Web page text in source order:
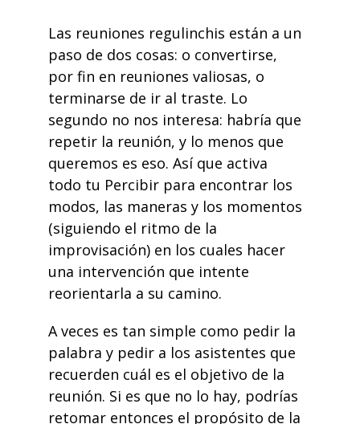
Las reuniones regulinchis están a un
paso de dos cosas: o convertirse,
por fin en reuniones valiosas, o
terminarse de ir al traste. Lo
segundo no nos interesa: habría que
repetir la reunión, y lo menos que
queremos es eso. Así que activa
todo tu Percibir para encontrar los
modos, las maneras y los momentos
(siguiendo el ritmo de la
improvisación) en los cuales hacer
una intervención que intente
reorientarla a su camino.
A veces es tan simple como pedir la
palabra y pedir a los asistentes que
recuerden cuál es el objetivo de la
reunión. Si es que no lo hay, podrías
retomar entonces el propósito de la